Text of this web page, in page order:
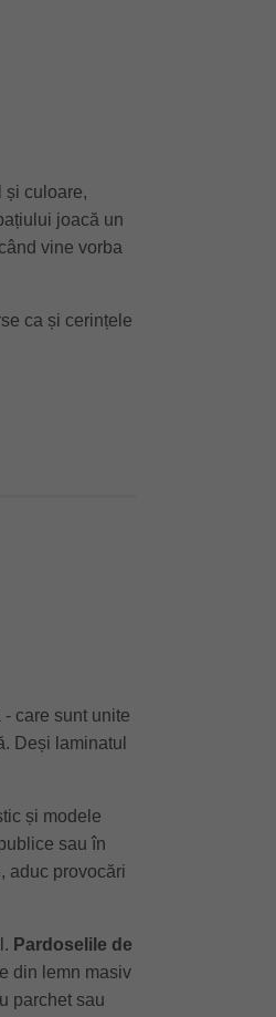
și culoare,
joacă un
vine vorba
ca și cerințele
care sunt unite
Deși laminatul
și modele
sau în
aduc provocări
Pardoselile de
din lemn masiv
parchet sau